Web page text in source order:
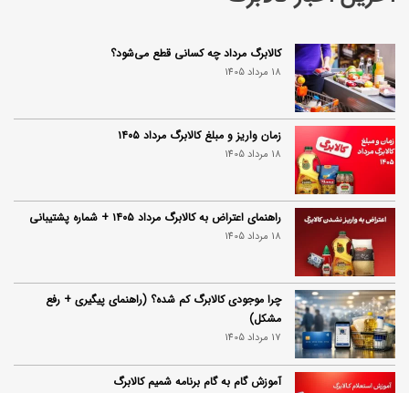
کالابرگ مرداد چه کسانی قطع می‌شود؟
18 مرداد 1405
زمان واریز و مبلغ کالابرگ مرداد ۱۴۰۵
18 مرداد 1405
راهنمای اعتراض به کالابرگ مرداد ۱۴۰۵ + شماره پشتیبانی
18 مرداد 1405
چرا موجودی کالابرگ کم شده؟ (راهنمای پیگیری + رفع
مشکل)
17 مرداد 1405
آموزش گام به گام برنامه شمیم کالابرگ